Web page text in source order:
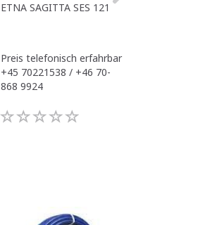
ETNA SAGITTA SES 121
Preis telefonisch erfahrbar
+45 70221538 / +46 70-
868 9924